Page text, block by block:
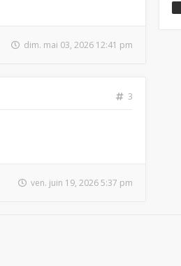
dim. mai 03, 2026 12:41 pm
3
ven. juin 19, 2026 5:37 pm